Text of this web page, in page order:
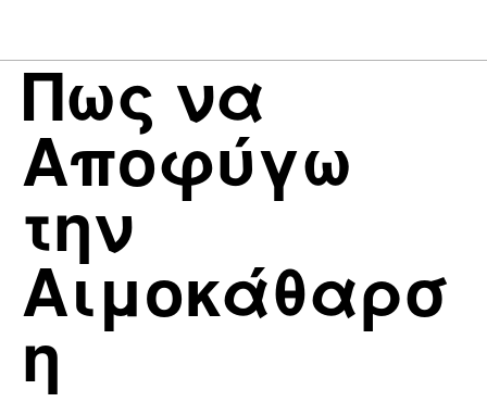
Πως να
Αποφύγω
την
Αιμοκάθαρσ
η